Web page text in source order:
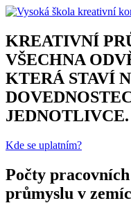
KREATIVNÍ
VŠECHNA
KTERÁ STAVÍ
JEDNOTLIVCE.
Kde se uplatním?
Počty
průmyslu v